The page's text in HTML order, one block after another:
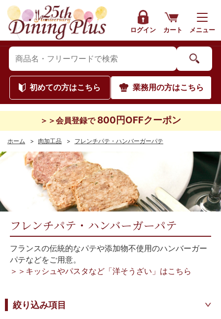
ログイン カート メニュー
初めての方はこちら 業務用の方はこちら
＞＞会員登録で 800円OFFクーポン
ホーム > 肉加工品 > フレンチパテ・ハンバーガーパテ
フレンチパテ・ハンバーガーパテ
フランスの伝統的なパテや添加物不使用のハンバーガー
パテなどをご用意。
＞＞キッシュやパスタなど「洋そうざい」はこちら
絞り込み項目